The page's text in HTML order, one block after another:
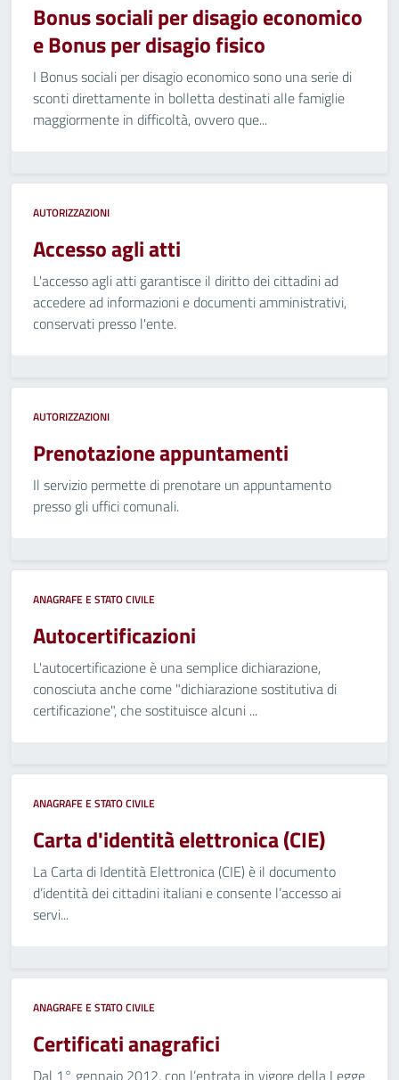
Bonus sociali per disagio economico
e Bonus per disagio fisico
I Bonus sociali per disagio economico sono una serie di
sconti direttamente in bolletta destinati alle famiglie
maggiormente in difficoltà, ovvero que...
AUTORIZZAZIONI
Accesso agli atti
L'accesso agli atti garantisce il diritto dei cittadini ad
accedere ad informazioni e documenti amministrativi,
conservati presso l'ente.
AUTORIZZAZIONI
Prenotazione appuntamenti
Il servizio permette di prenotare un appuntamento
presso gli uffici comunali.
ANAGRAFE E STATO CIVILE
Autocertificazioni
L'autocertificazione è una semplice dichiarazione,
conosciuta anche come "dichiarazione sostitutiva di
certificazione", che sostituisce alcuni ...
ANAGRAFE E STATO CIVILE
Carta d'identità elettronica (CIE)
La Carta di Identità Elettronica (CIE) è il documento
d’identità dei cittadini italiani e consente l’accesso ai
servi...
ANAGRAFE E STATO CIVILE
Certificati anagrafici
Dal 1° gennaio 2012, con l’entrata in vigore della Legge